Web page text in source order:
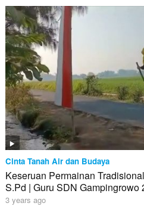
Cinta Tanah Air dan Budaya
Keseruan Permainan
S.Pd | Guru SDN Gampingrowo
3 years ago